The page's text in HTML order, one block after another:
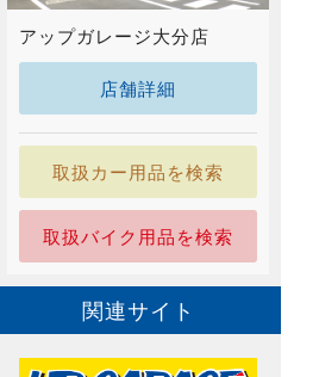
アップガレージ大分店
店舗詳細
取扱カー用品を検索
取扱バイク用品を検索
関連サイト